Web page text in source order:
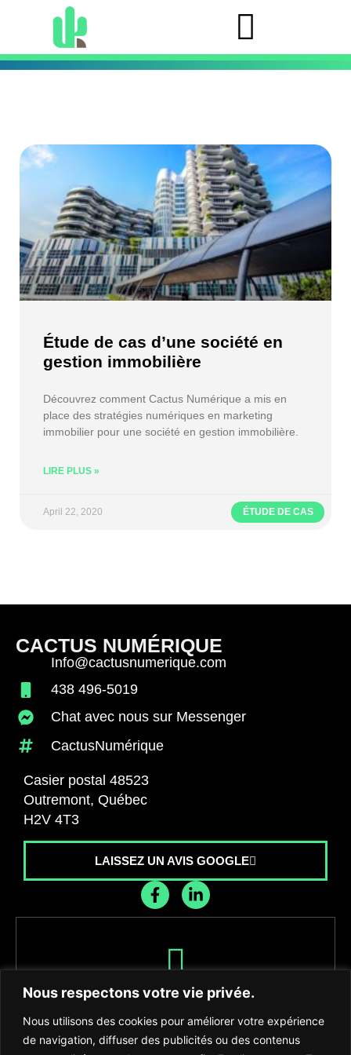
Nous respectons votre vie privée.
Nous utilisons des cookies pour améliorer votre expérience
de navigation, diffuser des publicités ou des contenus
ÉTUDE DE CAS
Étude de cas d’une société en
gestion immobilière
Découvrez comment Cactus Numérique a mis en
place des stratégies numériques en marketing
immobilier pour une société en gestion immobilière.
LIRE PLUS »
April 22, 2020
CACTUS NUMÉRIQUE
Info@cactusnumerique.com
438 496-5019
Chat avec nous sur Messenger
CactusNumérique
Casier postal 48523
Outremont, Québec
H2V 4T3
LAISSEZ UN AVIS GOOGLE
Recevez les dernières nouvelles de